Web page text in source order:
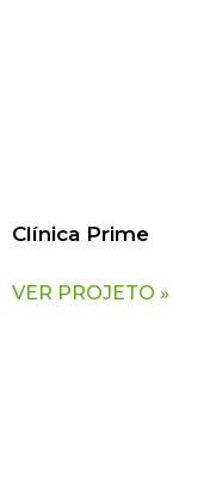
Clínica Prime
VER PROJETO »